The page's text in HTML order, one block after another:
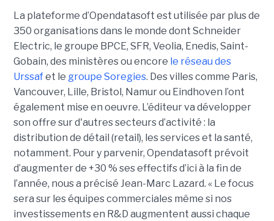
La plateforme d’Opendatasoft est utilisée par plus de
350 organisations dans le monde dont Schneider
Electric, le groupe BPCE, SFR, Veolia, Enedis, Saint-
Gobain, des ministères ou encore le réseau des
Urssafet le groupe Soregies. Des villes comme Paris,
Vancouver, Lille, Bristol, Namur ou Eindhoven l’ont
également mise en oeuvre. L’éditeur va développer
son offre sur d'autres secteurs d’activité : la
distribution de détail (retail), les services et la santé,
notamment. Pour y parvenir, Opendatasoft prévoit
d’augmenter de +30 % ses effectifs d’ici à la fin de
l’année, nous a précisé Jean-Marc Lazard. « Le focus
sera sur les équipes commerciales même si nos
investissements en R&D augmentent aussi chaque